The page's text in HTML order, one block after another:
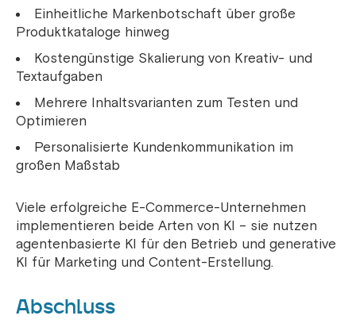
Einheitliche Markenbotschaft über große
Produktkataloge hinweg
Kostengünstige Skalierung von Kreativ- und
Textaufgaben
Mehrere Inhaltsvarianten zum Testen und
Optimieren
Personalisierte Kundenkommunikation im
großen Maßstab
Viele erfolgreiche E-Commerce-Unternehmen
implementieren beide Arten von KI – sie nutzen
agentenbasierte KI für den Betrieb und generative
KI für Marketing und Content-Erstellung.
Abschluss